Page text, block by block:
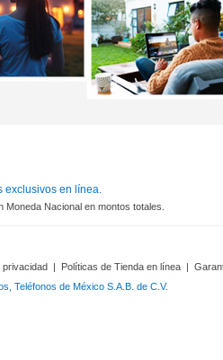
exclusivos en línea.
Moneda Nacional en montos totales.
privacidad | Políticas de Tienda en línea |
Teléfonos de México S.A.B. de C.V.